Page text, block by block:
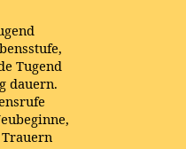
Tugend
dauern.